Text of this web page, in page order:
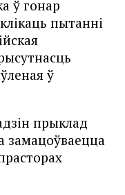
ў гонар
пытанні
ў
прыклад
замацоўваецца